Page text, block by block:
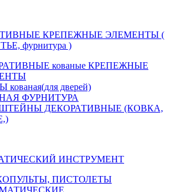
КРЕПЕЖНЫЕ ЭЛЕМЕНТЫ (
фурнитура )
кованые КРЕПЕЖНЫЕ
дверей)
ФУРНИТУРА
ДЕКОРАТИВНЫЕ (КОВКА,
ИНСТРУМЕНТ
ПИСТОЛЕТЫ